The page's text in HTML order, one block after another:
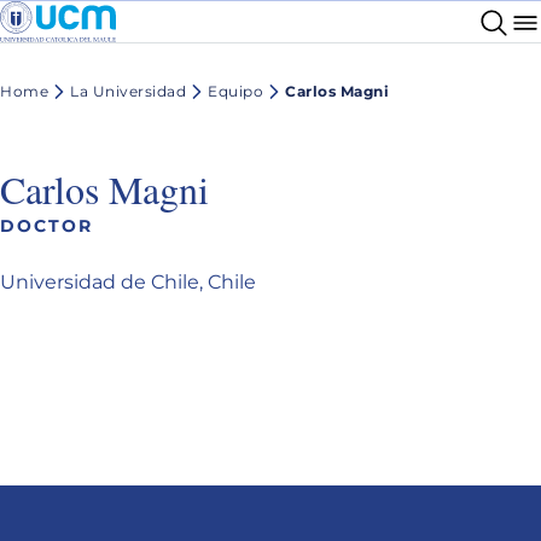
Home La Universidad Equipo Carlos Magni
Carlos Magni
DOCTOR
Universidad de Chile, Chile